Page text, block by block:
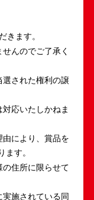
きます。
んのでご了承く
された権利の譲
応いたしかねま
により、賞品を
す。
住所に限らせて
施されている同